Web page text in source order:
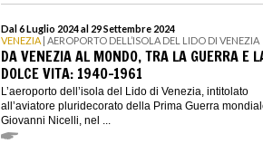
Dal 6 Luglio 2024 al 29 Settembre 2024
VENEZIA | AEROPORTO DELL’ISOLA DEL LIDO DI VENEZIA
DA VENEZIA AL MONDO, TRA LA GUERRA E
DOLCE VITA: 1940-1961
L’aeroporto dell’isola del Lido di Venezia, intitolato
all’aviatore pluridecorato della Prima Guerra
Giovanni Nicelli, nel ...